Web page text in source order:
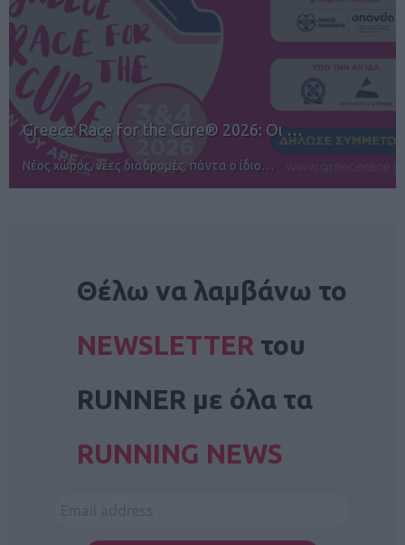
12ος TUI Rhodes Marathon: Άνοιγμα ε…
Αγώνες για όλους στην Ρόδο
Θέλω να λαμβάνω το
NEWSLETTER του
RUNNER με όλα τα
RUNNING NEWS